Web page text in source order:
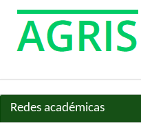
Redes académicas